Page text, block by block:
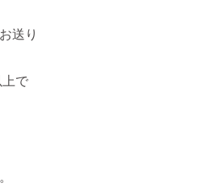
送り
で